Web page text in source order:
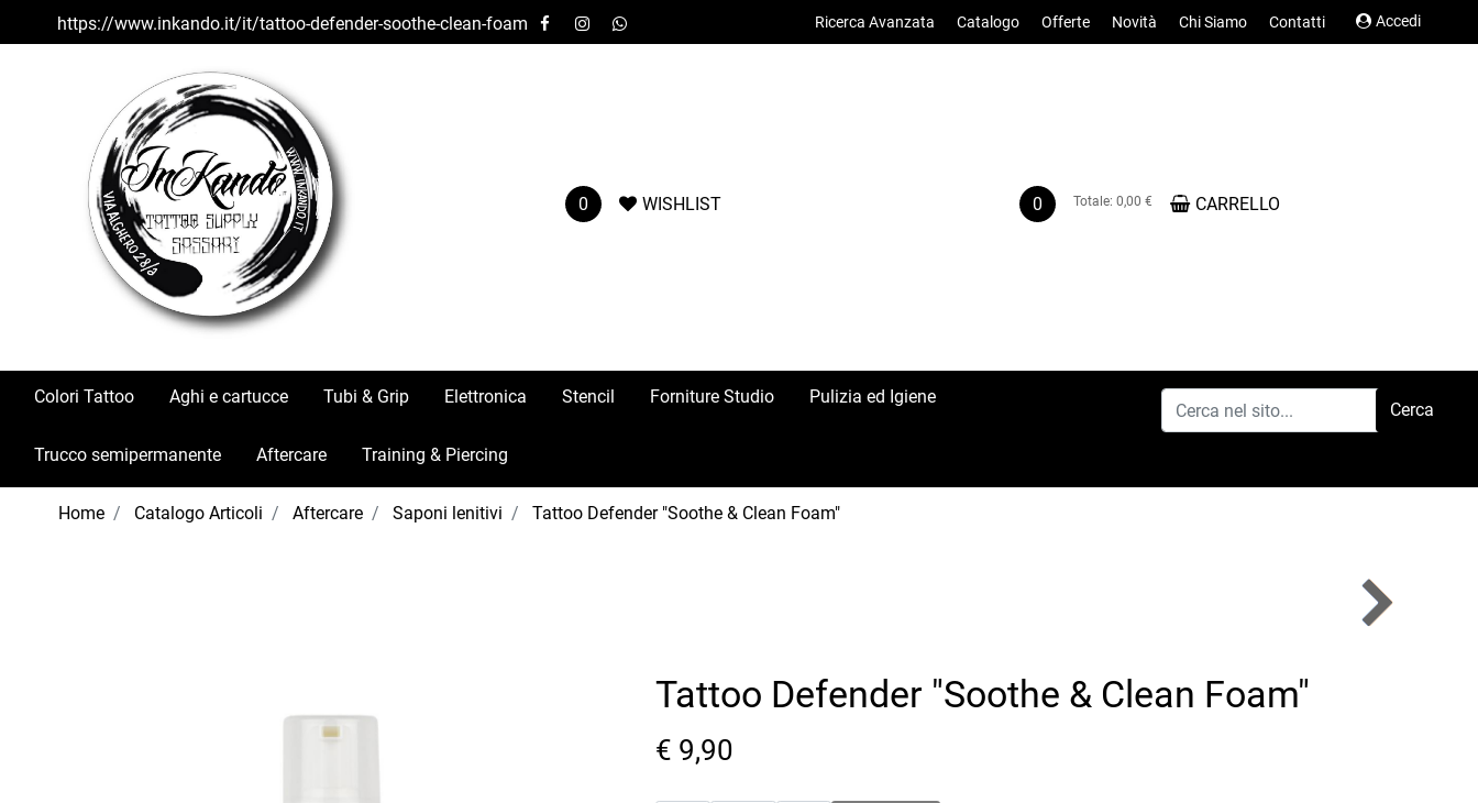
https://www.inkando.it/it/tattoo-defender-soothe-clean-foam Ricerca Avanzata Catalogo Offerte Novità Chi Siamo Contatti Accedi
0 WISHLIST 0 Totale:0,00 € CARRELLO
Colori Tattoo Aghi e cartucce Tubi & Grip Elettronica Stencil Forniture Studio Pulizia ed Igiene
Trucco semipermanente Aftercare Training & Piercing
Home Catalogo Articoli Aftercare Saponi lenitivi Tattoo Defender "Soothe & Clean Foam"
Tattoo Defender "Soothe & Clean Foam"
€ 9,90